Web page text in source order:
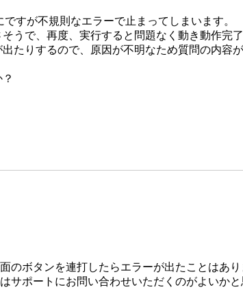
すが不規則なエラーで止まってしまいます。
うで、再度、実行すると問題なく動き動作完了
たりするので、原因が不明なため質問の内容
のボタンを連打したらエラーが出たことはあり
サポートにお問い合わせいただくのがよいかと